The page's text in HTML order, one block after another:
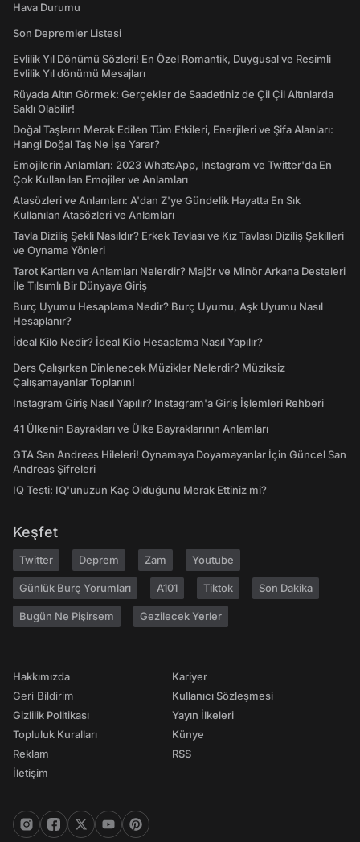
Hava Durumu
Son Depremler Listesi
Evlilik Yıl Dönümü Sözleri! En Özel Romantik, Duygusal ve Resimli
Evlilik Yıl dönümü Mesajları
Rüyada Altın Görmek: Gerçekler de Saadetiniz de Çil Çil Altınlarda
Saklı Olabilir!
Doğal Taşların Merak Edilen Tüm Etkileri, Enerjileri ve Şifa Alanları:
Hangi Doğal Taş Ne İşe Yarar?
Emojilerin Anlamları: 2023 WhatsApp, Instagram ve Twitter'da En
Çok Kullanılan Emojiler ve Anlamları
Atasözleri ve Anlamları: A'dan Z'ye Gündelik Hayatta En Sık
Kullanılan Atasözleri ve Anlamları
Tavla Diziliş Şekli Nasıldır? Erkek Tavlası ve Kız Tavlası Diziliş Şekilleri
ve Oynama Yönleri
Tarot Kartları ve Anlamları Nelerdir? Majör ve Minör Arkana Desteleri
İle Tılsımlı Bir Dünyaya Giriş
Burç Uyumu Hesaplama Nedir? Burç Uyumu, Aşk Uyumu Nasıl
Hesaplanır?
İdeal Kilo Nedir? İdeal Kilo Hesaplama Nasıl Yapılır?
Ders Çalışırken Dinlenecek Müzikler Nelerdir? Müziksiz
Çalışamayanlar Toplanın!
Instagram Giriş Nasıl Yapılır? Instagram'a Giriş İşlemleri Rehberi
41 Ülkenin Bayrakları ve Ülke Bayraklarının Anlamları
GTA San Andreas Hileleri! Oynamaya Doyamayanlar İçin Güncel San
Andreas Şifreleri
IQ Testi: IQ'unuzun Kaç Olduğunu Merak Ettiniz mi?
Keşfet
Twitter Deprem Zam Youtube
Günlük Burç Yorumları A101 Tiktok Son Dakika
Bugün Ne Pişirsem Gezilecek Yerler
Hakkımızda
Geri Bildirim
Gizlilik Politikası
Topluluk Kuralları
Reklam
İletişim
Kariyer
Kullanıcı Sözleşmesi
Yayın İlkeleri
Künye
RSS